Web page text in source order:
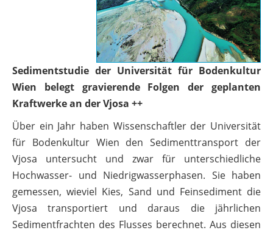
Sedimentstudie der Universität für Bodenkultur
Wien belegt gravierende Folgen der geplanten
Kraftwerke an der Vjosa ++
Über ein Jahr haben Wissenschaftler der Universität
für Bodenkultur Wien den Sedimenttransport der
Vjosa untersucht und zwar für unterschiedliche
Hochwasser- und Niedrigwasserphasen. Sie haben
gemessen, wieviel Kies, Sand und Feinsediment die
Vjosa transportiert und daraus die jährlichen
Sedimentfrachten des Flusses berechnet. Aus diesen